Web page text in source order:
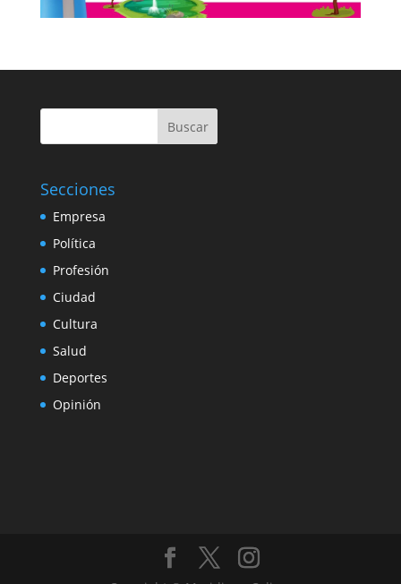
Buscar
Secciones
Empresa
Política
Profesión
Ciudad
Cultura
Salud
Deportes
Opinión